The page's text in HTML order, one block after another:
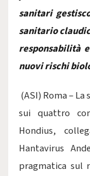
sanitari
sanitario
responsabilità
nuovi rischi
(ASI) Roma –
sui quattro
Hondius,
Hantavirus
pragmatica sul